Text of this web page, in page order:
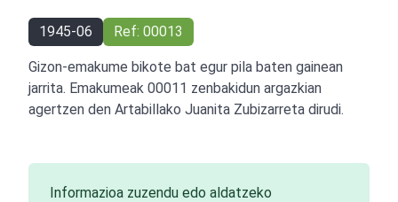
1945-06 Ref: 00013
Gizon-emakume bikote bat egur pila baten gainean
jarrita. Emakumeak 00011 zenbakidun argazkian
agertzen den Artabillako Juanita Zubizarreta dirudi.
Informazioa zuzendu edo aldatzeko